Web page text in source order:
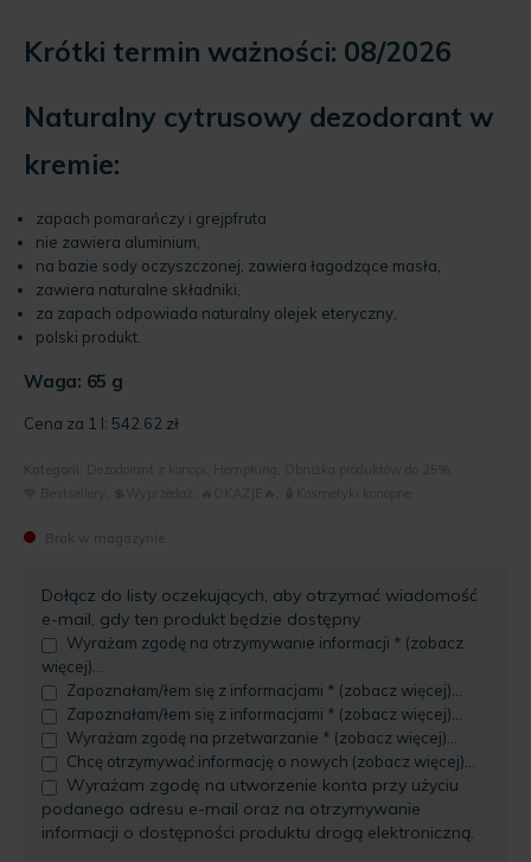
35.27 zł.
Krótki termin ważności: 08/2026
Naturalny cytrusowy dezodorant w
kremie:
zapach pomarańczy i grejpfruta
nie zawiera aluminium,
na bazie sody oczyszczonej, zawiera łagodzące masła,
zawiera naturalne składniki,
za zapach odpowiada naturalny olejek eteryczny,
polski produkt.
Waga: 65 g
Cena za 1 l: 542.62 zł
Dołącz do listy oczekujących, aby otrzymać wiadomość
e-mail, gdy ten produkt będzie dostępny
Wyrażam zgodę na otrzymywanie informacji * (zobacz
więcej)...
Zapoznałam/łem się z informacjami * (zobacz więcej)...
Zapoznałam/łem się z informacjami * (zobacz więcej)...
Wyrażam zgodę na przetwarzanie * (zobacz więcej)...
Chcę otrzymywać informację o nowych (zobacz więcej)...
Wyrażam zgodę na utworzenie konta przy użyciu
podanego adresu e-mail oraz na otrzymywanie
informacji o dostępności produktu drogą elektroniczną.